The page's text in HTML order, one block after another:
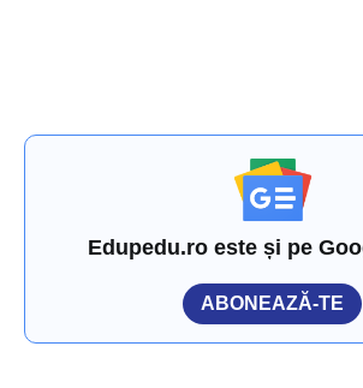
Edupedu.ro este și pe
ABONEAZĂ-TE